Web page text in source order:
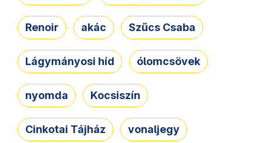
Renoir akác Szűcs Csaba
Lágymányosi híd ólomcsövek
nyomda Kocsiszín
Cinkotai Tájház vonaljegy